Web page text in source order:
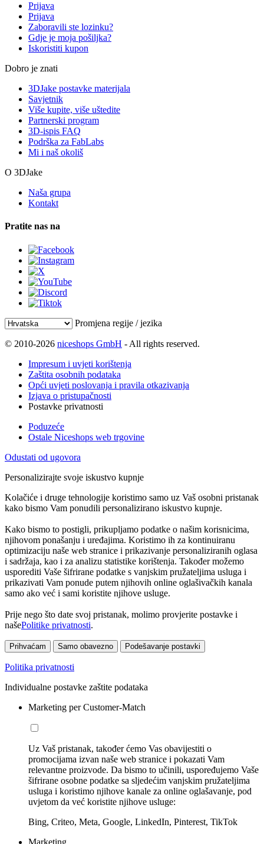
Prijava
Prijava
Zaboravili ste lozinku?
Gdje je moja pošiljka?
Iskoristiti kupon
Dobro je znati
3DJake postavke materijala
Savjetnik
Više kupite, više uštedite
Partnerski program
3D-ispis FAQ
Podrška za FabLabs
Mi i naš okoliš
O 3DJake
Naša grupa
Kontakt
Pratite nas na
Promjena regije / jezika
© 2010-2026 niceshops GmbH - All rights reserved.
Impresum i uvjeti korištenja
Zaštita osobnih podataka
Opći uvjeti poslovanja i pravila otkazivanja
Izjava o pristupačnosti
Postavke privatnosti
Poduzeće
Ostale Niceshops web trgovine
Odustati od ugovora
Personalizirajte svoje iskustvo kupnje
Kolačiće i druge tehnologije koristimo samo uz Vaš osobni pristanak
kako bismo Vam ponudili personalizirano iskustvo kupnje.
Kako bismo to postigli, prikupljamo podatke o našim korisnicima,
njihovom ponašanju i uređajima. Koristimo ih za kontinuiranu
optimizaciju naše web stranice i prikazivanje personaliziranih oglasa
i sadržaja, kao i za analizu statistike korištenja. Također možemo
usporediti Vaše šifrirane podatke s vanjskim pružateljima usluga i
prikazivati Vam ponude putem njihovih online oglašivačkih kanala
samo ako već i sami koristite njihove usluge.
Prije nego što date svoj pristanak, molimo provjerite postavke i
našePolitike privatnosti.
Prihvaćam Samo obavezno Podešavanje postavki
Politika privatnosti
Individualne postavke zaštite podataka
Marketing per Customer-Match
Uz Vaš pristanak, također ćemo Vas obavijestiti o
promocijama izvan naše web stranice i pokazati Vam
relevantne proizvode. Da bismo to učinili, uspoređujemo Vaše
šifrirane osobne podatke sa sljedećim vanjskim pružateljima
usluga i koristimo njihove kanale za online oglašavanje, pod
uvjetom da već koristite njihove usluge:
Bing, Criteo, Meta, Google, LinkedIn, Pinterest, TikTok
Marketing